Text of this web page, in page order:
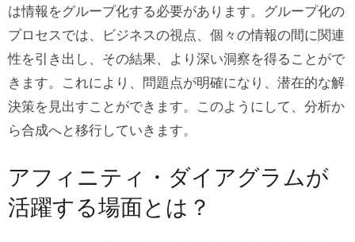
は情報をグループ化する必要があります。グループ化の
プロセスでは、ビジネスの視点、個々の情報の間に関連
性を引き出し、その結果、より深い洞察を得ることがで
きます。これにより、問題点が明確になり、潜在的な解
決策を見出すことができます。このようにして、分析か
ら合成へと移行していきます。
アフィニティ・ダイアグラムが
活躍する場面とは？